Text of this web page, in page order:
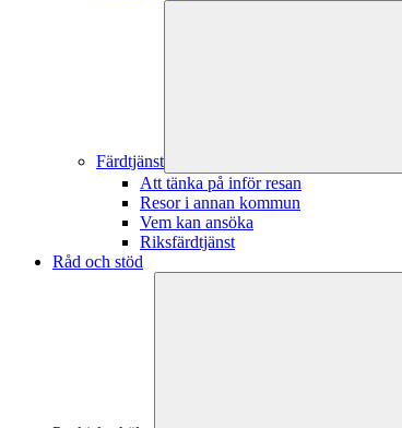
Färdtjänst
Att tänka på inför resan
Resor i annan kommun
Vem kan ansöka
Riksfärdtjänst
Råd och stöd